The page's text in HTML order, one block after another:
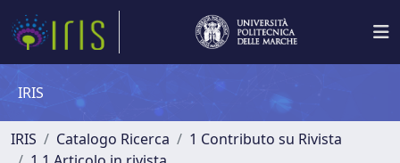
IRIS
IRIS Catalogo Ricerca
1 Contributo su Rivista